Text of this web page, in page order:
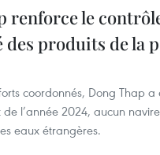
renforce le
produits de la
coordonnés, Dong Thap
l’année 2024, aucun
eaux étrangères.